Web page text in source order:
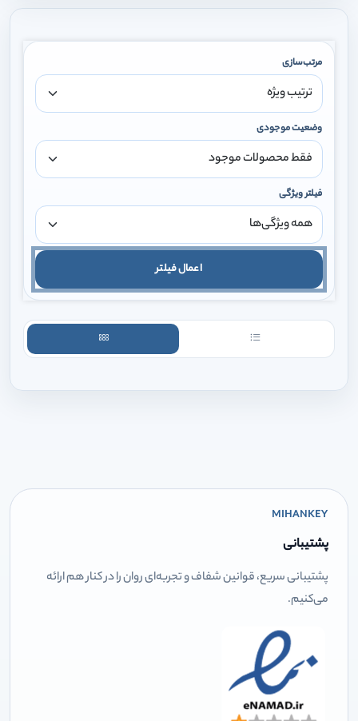
مرتب‌سازی
وضعیت موجودی
فیلتر ویژگی
اعمال فیلتر
MIHANKEY
پشتیبانی
پشتیبانی سریع، قوانین شفاف و تجربه‌ای روان را در کنار هم ارائه
می‌کنیم.